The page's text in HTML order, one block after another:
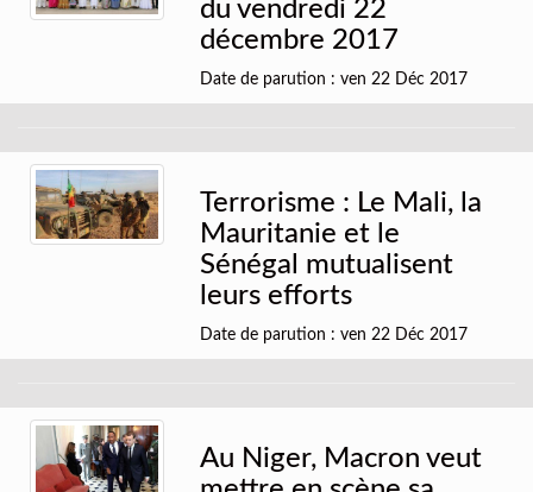
du vendredi 22
décembre 2017
Date de parution : ven 22 Déc 2017
Terrorisme : Le Mali, la
Mauritanie et le
Sénégal mutualisent
leurs efforts
Date de parution : ven 22 Déc 2017
Au Niger, Macron veut